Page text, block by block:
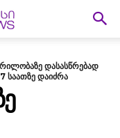
დასასწრებად
საათზე დაიძრა